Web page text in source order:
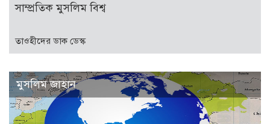
সাম্প্রতিক মুসলিম বিশ্ব
তাওহীদের ডাক ডেস্ক
মুসলিম জাহান